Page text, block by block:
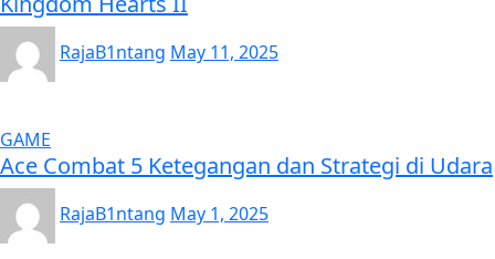
RajaB1ntang May 11, 2025
GAME
Ace Combat 5 Ketegangan dan Strategi di Udara
RajaB1ntang May 1, 2025